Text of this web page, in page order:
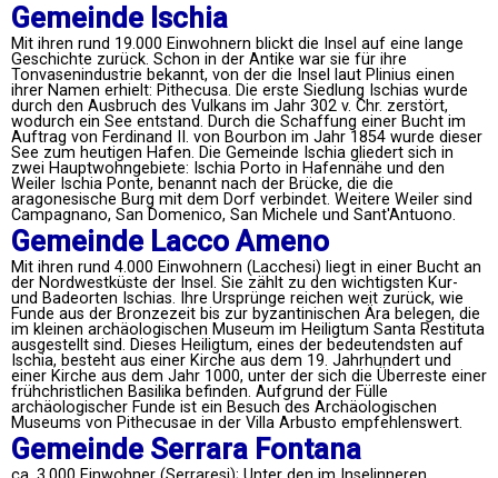
Gemeinde Ischia
Mit ihren rund 19.000 Einwohnern blickt die Insel auf eine lange
Geschichte zurück. Schon in der Antike war sie für ihre
Tonvasenindustrie bekannt, von der die Insel laut Plinius einen
ihrer Namen erhielt: Pithecusa. Die erste Siedlung Ischias wurde
durch den Ausbruch des Vulkans im Jahr 302 v. Chr. zerstört,
wodurch ein See entstand. Durch die Schaffung einer Bucht im
Auftrag von Ferdinand II. von Bourbon im Jahr 1854 wurde dieser
See zum heutigen Hafen. Die Gemeinde Ischia gliedert sich in
zwei Hauptwohngebiete: Ischia Porto in Hafennähe und den
Weiler Ischia Ponte, benannt nach der Brücke, die die
aragonesische Burg mit dem Dorf verbindet. Weitere Weiler sind
Campagnano, San Domenico, San Michele und Sant'Antuono.
Gemeinde Lacco Ameno
Mit ihren rund 4.000 Einwohnern (Lacchesi) liegt in einer Bucht an
der Nordwestküste der Insel. Sie zählt zu den wichtigsten Kur-
und Badeorten Ischias. Ihre Ursprünge reichen weit zurück, wie
Funde aus der Bronzezeit bis zur byzantinischen Ära belegen, die
im kleinen archäologischen Museum im Heiligtum Santa Restituta
ausgestellt sind. Dieses Heiligtum, eines der bedeutendsten auf
Ischia, besteht aus einer Kirche aus dem 19. Jahrhundert und
einer Kirche aus dem Jahr 1000, unter der sich die Überreste einer
frühchristlichen Basilika befinden. Aufgrund der Fülle
archäologischer Funde ist ein Besuch des Archäologischen
Museums von Pithecusae in der Villa Arbusto empfehlenswert.
Gemeinde Serrara Fontana